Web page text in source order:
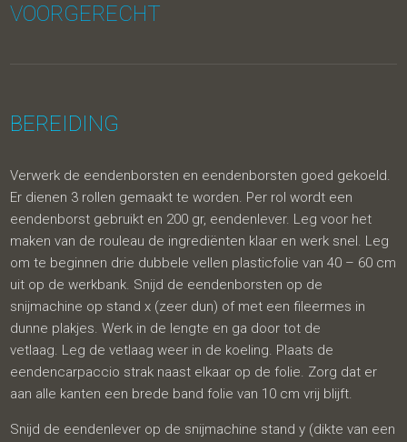
VOORGERECHT
BEREIDING
Verwerk de eendenborsten en eendenborsten goed gekoeld.
Er dienen 3 rollen gemaakt te worden. Per rol wordt een
eendenborst gebruikt en 200 gr, eendenlever. Leg voor het
maken van de rouleau de ingrediënten klaar en werk snel. Leg
om te beginnen drie dubbele vellen plasticfolie van 40 – 60 cm
uit op de werkbank. Snijd de eendenborsten op de
snijmachine op stand x (zeer dun) of met een fileermes in
dunne plakjes. Werk in de lengte en ga door tot de
vetlaag. Leg de vetlaag weer in de koeling. Plaats de
eendencarpaccio strak naast elkaar op de folie. Zorg dat er
aan alle kanten een brede band folie van 10 cm vrij blijft.
Snijd de eendenlever op de snijmachine stand y (dikte van een